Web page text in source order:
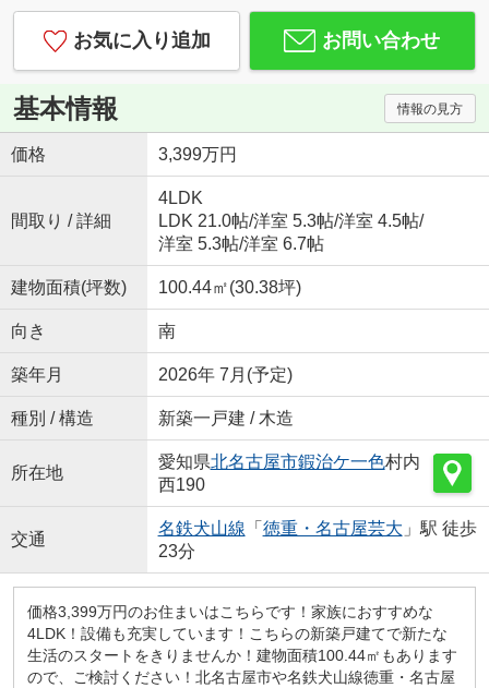
◇はじめての住宅購入、まずはご相談からいかがで
すか？◇
初めてなので「分からないことが分からない」と思
います。
例えば、物件価格の他にかかる費用っていくら？な
どすぐにご説明いたします。
勉強しながら、納得して後悔しない！賢い家探し。
一組のお客様にじっくり向き合っています。
『入りやすくて、相談しやすい』そんなお店作りを
心がけております♪
お気に入り追加 お問い合わせ
基本情報 情報の見方
価格 3,399万円
間取り / 詳細
4LDK
LDK 21.0帖/洋室 5.3帖/洋室 4.5帖/
洋室 5.3帖/洋室 6.7帖
建物面積(坪数) 100.44㎡(30.38坪)
向き 南
築年月 2026年 7月(予定)
種別 / 構造 新築一戸建 / 木造
所在地
愛知県北名古屋市鍜治ケ一色村内
西190
交通
名鉄犬山線 「 徳重・名古屋芸大 」駅 徒歩
23分
価格3,399万円のお住まいはこちらです！家族におすすめな
4LDK！設備も充実しています！こちらの新築戸建てで新たな
生活のスタートをきりませんか！建物面積100.44㎡もあります
ので、ご検討ください！北名古屋市や名鉄犬山線徳重・名古屋